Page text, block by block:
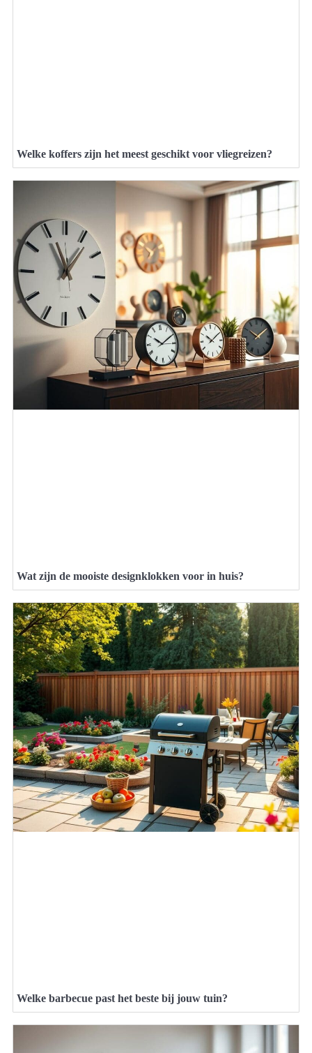
Welke koffers zijn het meest geschikt voor vliegreizen?
Wat zijn de mooiste designklokken voor in huis?
Welke barbecue past het beste bij jouw tuin?